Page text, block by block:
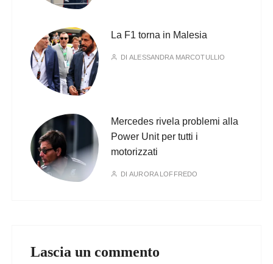
La F1 torna in Malesia
DIALESSANDRA MARCOTULLIO
Mercedes rivela problemi alla
Power Unit per tutti i
motorizzati
DIAURORA LOFFREDO
Lascia un commento